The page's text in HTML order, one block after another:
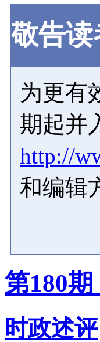
敬告读
为更有
期起并
http://
和编辑
第180期
时政述评